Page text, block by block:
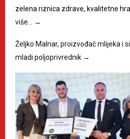
zelena riznica zdrave, kvalitetne
više…
→
Željko Malnar, proizvođač mlijeka i
mladi poljoprivrednik →